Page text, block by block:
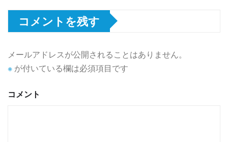
コメントを残す
メールアドレスが公開されることはありません。
※ が付いている欄は必須項目です
コメント